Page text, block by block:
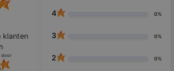
klanten
door
4 0%
3 0%
2 0%